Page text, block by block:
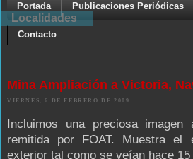
Portada Publicaciones Periódicas
Contacto
Mina Ampliación a Victoria,
VIERNES, 6 DE FEBRERO DE 2009
Incluimos una preciosa
remitida por FOAT. Muestra el
exterior tal como se veían hace 15
Localidades